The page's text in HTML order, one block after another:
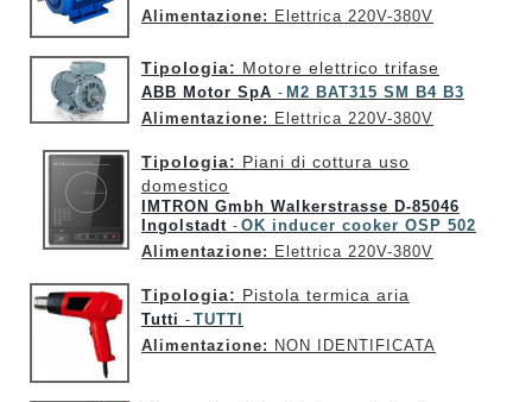
Alimentazione: Elettrica 220V-380V
Tipologia: Motore elettrico trifase
ABB Motor SpA - M2 BAT315 SM B4 B3
Alimentazione: Elettrica 220V-380V
Tipologia: Piani di cottura uso
domestico
IMTRON Gmbh Walkerstrasse D-85046
Ingolstadt - OK inducer cooker OSP 502
Alimentazione: Elettrica 220V-380V
Tipologia: Pistola termica aria
Tutti - TUTTI
Alimentazione: NON IDENTIFICATA